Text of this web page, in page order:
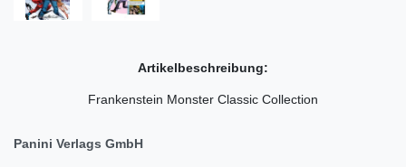
Artikelbeschreibung:
Frankenstein Monster Classic Collection
Panini Verlags GmbH